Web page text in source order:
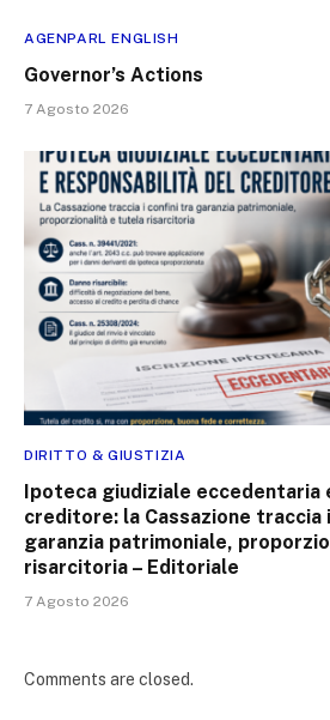
AGENPARL ENGLISH
Governor’s Actions
7 Agosto 2026
DIRITTO & GIUSTIZIA
Ipoteca giudiziale
creditore: la Cassazione traccia
garanzia patrimoniale,
risarcitoria – Editoriale
7 Agosto 2026
Comments are closed.